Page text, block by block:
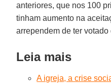
anteriores, que nos 100
tinham aumento na
arrependem de ter
Leia mais
A igreja, a crise